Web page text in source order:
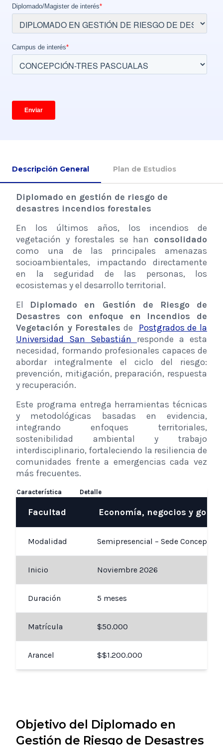
Descripción General Plan de Estudios
Diplomado en gestión de riesgo de
desastres incendios forestales
En los últimos años, los incendios de
vegetación y forestales se han consolidado
como una de las principales amenazas
socioambientales, impactando directamente
en la seguridad de las personas, los
ecosistemas y el desarrollo territorial.
El Diplomado en Gestión de Riesgo de
Desastres con enfoque en Incendios de
Vegetación y Forestales de Postgrados de la
Universidad San Sebastián responde a esta
necesidad, formando profesionales capaces de
abordar integralmente el ciclo del riesgo:
prevención, mitigación, preparación, respuesta
y recuperación.
Este programa entrega herramientas técnicas
y metodológicas basadas en evidencia,
integrando enfoques territoriales,
sostenibilidad ambiental y trabajo
interdisciplinario, fortaleciendo la resiliencia de
comunidades frente a emergencias cada vez
más frecuentes.
Característica Detalle
Facultad Economía, negocios y
Modalidad Semipresencial – Sede Concepción
Inicio Noviembre 2026
Duración 5 meses
Matrícula $50.000
Arancel $$1.200.000
Objetivo del Diplomado en
Gestión de Riesgo de Desastres